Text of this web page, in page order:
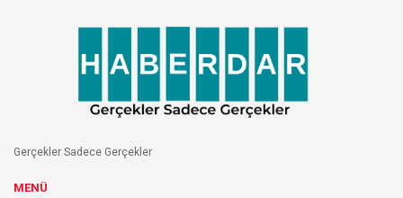
Gerçekler Sadece Gerçekler
MENÜ